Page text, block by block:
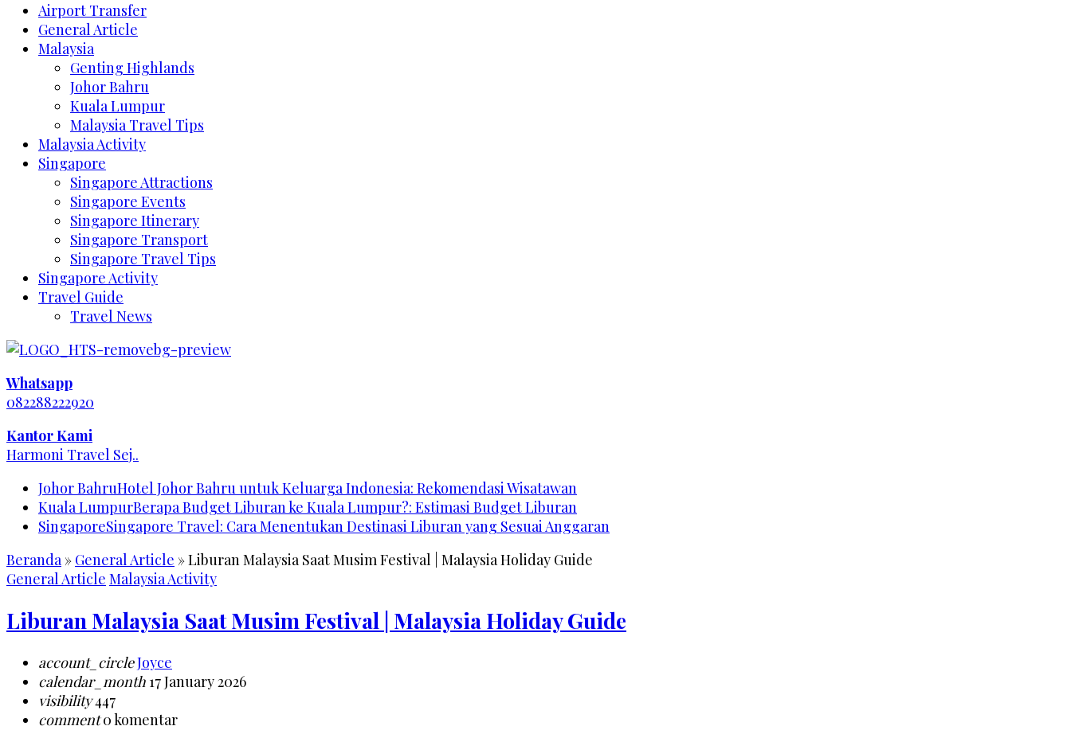
Airport Transfer
General Article
Malaysia
Genting Highlands
Johor Bahru
Kuala Lumpur
Malaysia Travel Tips
Malaysia Activity
Singapore
Singapore Attractions
Singapore Events
Singapore Itinerary
Singapore Transport
Singapore Travel Tips
Singapore Activity
Travel Guide
Travel News
Whatsapp
082288222920
Kantor Kami
Harmoni Travel Sej..
Johor BahruHotel Johor Bahru untuk Keluarga Indonesia: Rekomendasi Wisatawan
Kuala LumpurBerapa Budget Liburan ke Kuala Lumpur?: Estimasi Budget Liburan
SingaporeSingapore Travel: Cara Menentukan Destinasi Liburan yang Sesuai Anggaran
Beranda» General Article »Liburan Malaysia Saat Musim Festival | Malaysia Holiday Guide
General Article Malaysia Activity
Liburan Malaysia Saat Musim Festival | Malaysia Holiday Guide
account_circleJoyce
calendar_month 17 January 2026
visibility447
comment0 komentar